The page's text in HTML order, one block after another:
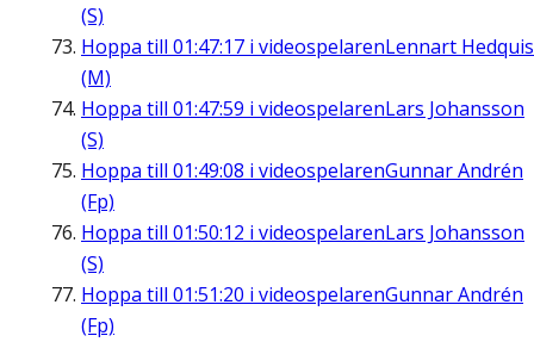
(S)
Hoppa till 01:47:17 i videospelarenLennart
(M)
Hoppa till 01:47:59 i videospelarenLars Johansson
(S)
Hoppa till 01:49:08 i videospelarenGunnar Andrén
(Fp)
Hoppa till 01:50:12 i videospelarenLars Johansson
(S)
Hoppa till 01:51:20 i videospelarenGunnar Andrén
(Fp)